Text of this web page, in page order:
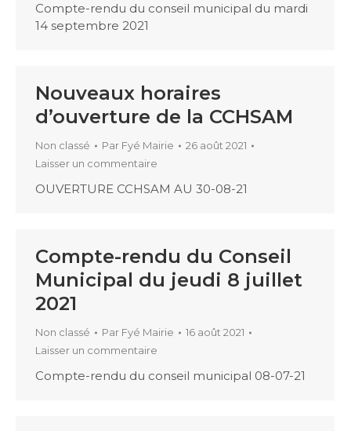
Compte-rendu du conseil municipal du mardi
14 septembre 2021
Nouveaux horaires
d’ouverture de la CCHSAM
Non classé Par Fyé Mairie
26 août 2021
Laisser un commentaire
OUVERTURE CCHSAM AU 30-08-21
Compte-rendu du Conseil
Municipal du jeudi 8 juillet
2021
Non classé Par Fyé Mairie
16 août 2021
Laisser un commentaire
Compte-rendu du conseil municipal 08-07-21